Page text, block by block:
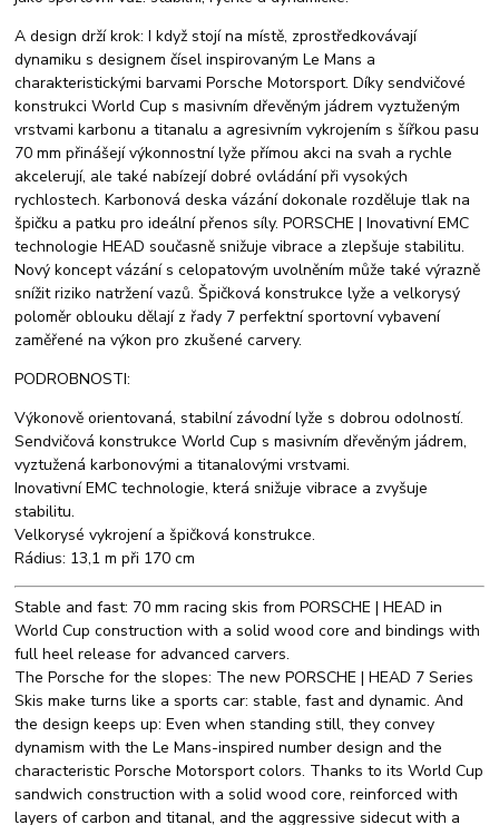
A design drží krok: I když stojí na místě, zprostředkovávají
dynamiku s designem čísel inspirovaným Le Mans a
charakteristickými barvami Porsche Motorsport. Díky sendvičové
konstrukci World Cup s masivním dřevěným jádrem vyztuženým
vrstvami karbonu a titanalu a agresivním vykrojením s šířkou pasu
70 mm přinášejí výkonnostní lyže přímou akci na svah a rychle
akcelerují, ale také nabízejí dobré ovládání při vysokých
rychlostech. Karbonová deska vázání dokonale rozděluje tlak na
špičku a patku pro ideální přenos síly. PORSCHE | Inovativní EMC
technologie HEAD současně snižuje vibrace a zlepšuje stabilitu.
Nový koncept vázání s celopatovým uvolněním může také výrazně
snížit riziko natržení vazů. Špičková konstrukce lyže a velkorysý
poloměr oblouku dělají z řady 7 perfektní sportovní vybavení
zaměřené na výkon pro zkušené carvery.
PODROBNOSTI:
Výkonově orientovaná, stabilní závodní lyže s dobrou odolností.
Sendvičová konstrukce World Cup s masivním dřevěným jádrem,
vyztužená karbonovými a titanalovými vrstvami.
Inovativní EMC technologie, která snižuje vibrace a zvyšuje
stabilitu.
Velkorysé vykrojení a špičková konstrukce.
Rádius: 13,1 m při 170 cm
Stable and fast: 70 mm racing skis from PORSCHE | HEAD in
World Cup construction with a solid wood core and bindings with
full heel release for advanced carvers.
The Porsche for the slopes: The new PORSCHE | HEAD 7 Series
Skis make turns like a sports car: stable, fast and dynamic. And
the design keeps up: Even when standing still, they convey
dynamism with the Le Mans-inspired number design and the
characteristic Porsche Motorsport colors. Thanks to its World Cup
sandwich construction with a solid wood core, reinforced with
layers of carbon and titanal, and the aggressive sidecut with a